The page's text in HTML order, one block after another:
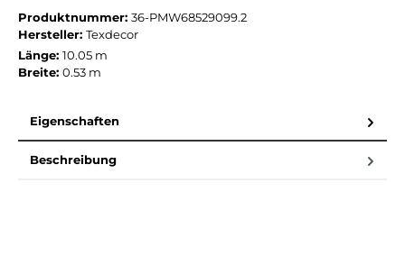
Produktnummer: 36-PMW68529099.2
Hersteller: Texdecor
Länge: 10.05 m
Breite: 0.53 m
Eigenschaften
Beschreibung